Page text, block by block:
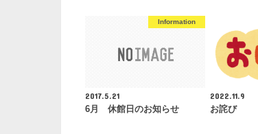
Information
2017.5.21
6月 休館日のお知らせ
2022.11.9
お詫び